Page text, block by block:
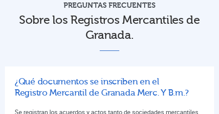
PREGUNTAS FRECUENTES
Sobre los Registros Mercantiles de
Granada.
¿Qué documentos se inscriben en el
Registro Mercantil de Granada Merc. Y B.m.?
Se registran los acuerdos y actos tanto de sociedades mercantiles